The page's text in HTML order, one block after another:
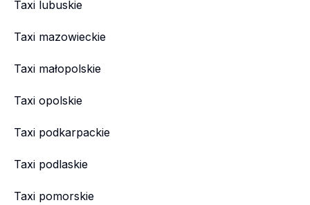
Taxi lubuskie
Taxi mazowieckie
Taxi małopolskie
Taxi opolskie
Taxi podkarpackie
Taxi podlaskie
Taxi pomorskie